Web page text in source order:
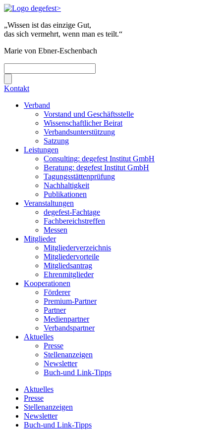
„Wissen ist das einzige Gut,
das sich vermehrt, wenn man es teilt.“
Marie von Ebner-Eschenbach
Kontakt
Verband
Vorstand und Geschäftsstelle
Wissenschaftlicher Beirat
Verbandsunterstützung
Satzung
Leistungen
Consulting: degefest Institut GmbH
Beratung: degefest Institut GmbH
Tagungsstättenprüfung
Nachhaltigkeit
Publikationen
Veranstaltungen
degefest-Fachtage
Fachbereichstreffen
Messen
Mitglieder
Mitgliederverzeichnis
Mitgliedervorteile
Mitgliedsantrag
Ehrenmitglieder
Kooperationen
Förderer
Premium-Partner
Partner
Medienpartner
Verbandspartner
Aktuelles
Presse
Stellenanzeigen
Newsletter
Buch-und Link-Tipps
Aktuelles
Presse
Stellenanzeigen
Newsletter
Buch-und Link-Tipps